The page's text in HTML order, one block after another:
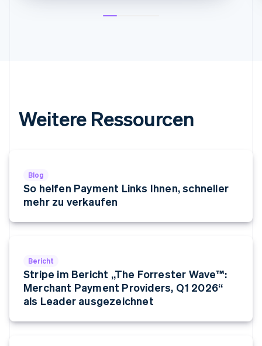
Weitere Ressourcen
Blog
So helfen Payment Links Ihnen, schneller
mehr zu verkaufen
Bericht
Stripe im Bericht „The Forrester Wave™:
Merchant Payment Providers, Q1 2026“
als Leader ausgezeichnet
Lettland
English
Luxemburg
Français DeutschEnglish
English简体中文
Mexiko
Español English
Neuseeland
English
NederlandsEnglish